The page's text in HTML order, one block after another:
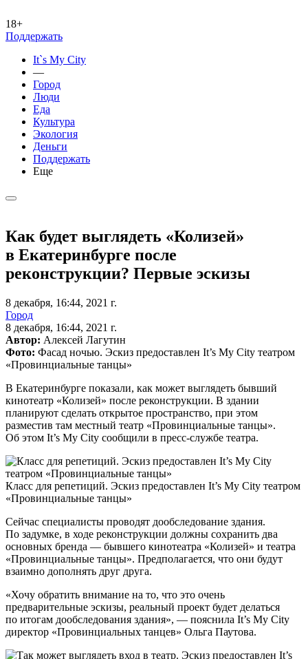
18+
Поддержать
It`s My City
—
Город
Люди
Еда
Культура
Экология
Деньги
Поддержать
Еще
Как будет выглядеть «Колизей»
в Екатеринбурге после
реконструкции? Первые эскизы
8 декабря, 16:44, 2021 г.
Город
8 декабря, 16:44, 2021 г.
Автор: Алексей Лагутин
Фото: Фасад ночью. Эскиз предоставлен It’s My City театром
«Провинциальные танцы»
В Екатеринбурге показали, как может выглядеть бывший
кинотеатр «Колизей» после реконструкции. В здании
планируют сделать открытое пространство, при этом
разместив там местный театр «Провинциальные танцы».
Об этом It’s My City сообщили в пресс-службе театра.
Класс для репетиций. Эскиз предоставлен It’s My City театром
«Провинциальные танцы»
Сейчас специалисты проводят дообследование здания.
По задумке, в ходе реконструкции должны сохранить два
основных бренда — бывшего кинотеатра «Колизей» и театра
«Провинциальные танцы». Предполагается, что они будут
взаимно дополнять друг друга.
«Хочу обратить внимание на то, что это очень
предварительные эскизы, реальный проект будет делаться
по итогам дообследования здания», — пояснила It’s My City
директор «Провинциальных танцев» Ольга Паутова.